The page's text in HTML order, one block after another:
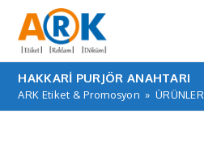
HAKKARI PURJÖR ANAHTARI
ARK Etiket & Promosyon » ÜRÜNLER